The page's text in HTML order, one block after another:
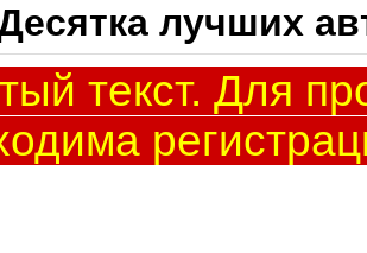
лучших
текст. Для
Модераторы